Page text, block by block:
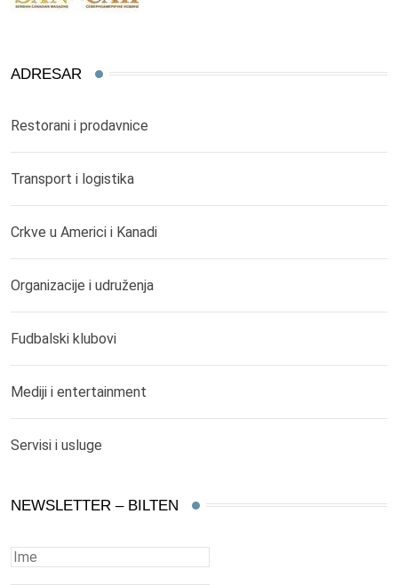
ADRESAR
Restorani i prodavnice
Transport i logistika
Crkve u Americi i Kanadi
Organizacije i udruženja
Fudbalski klubovi
Mediji i entertainment
Servisi i usluge
NEWSLETTER – BILTEN